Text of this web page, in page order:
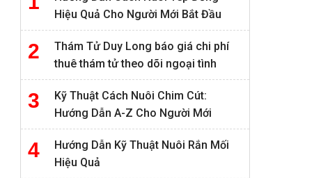
Hiệu Quả Cho Người Mới Bắt Đầu
Thám Tử Duy Long báo giá chi phí
thuê thám tử theo dõi ngoại tình
Kỹ Thuật Cách Nuôi Chim Cút:
Hướng Dẫn A-Z Cho Người Mới
Hướng Dẫn Kỹ Thuật Nuôi Rắn Mối
Hiệu Quả